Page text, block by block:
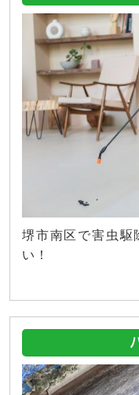
堺市南区で害虫駆
い！